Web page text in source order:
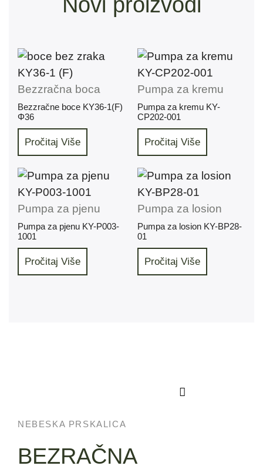
Bezzračna boca
Bezzračne boce KY36-1(F)
Φ36
Pročitaj Više
Pumpa za kremu
Pumpa za kremu KY-
CP202-001
Pročitaj Više
Pumpa za pjenu
Pumpa za pjenu KY-P003-
1001
Pročitaj Više
Pumpa za losion
Pumpa za losion KY-BP28-
01
Pročitaj Više
NEBESKA PRSKALICA
BEZRAČNA